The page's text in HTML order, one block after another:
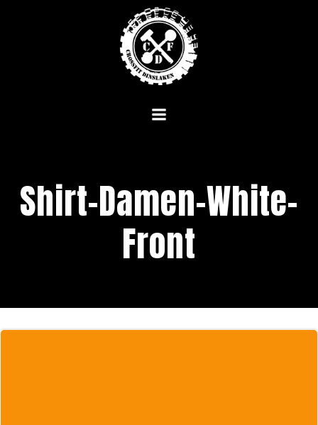
Zum
Inhalt
springen
Shirt-Damen-White-
Front